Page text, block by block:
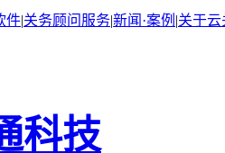
件 关务顾问服务新闻·案例 关于云
科技